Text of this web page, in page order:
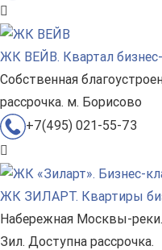
ЖК ВЕЙВ. Квартал
Собственная
рассрочка. м. Борисово
+7(495) 021-55-73
ЖК ЗИЛАРТ. Квартиры
Набережная Москвы-
Зил. Доступна рассрочка.